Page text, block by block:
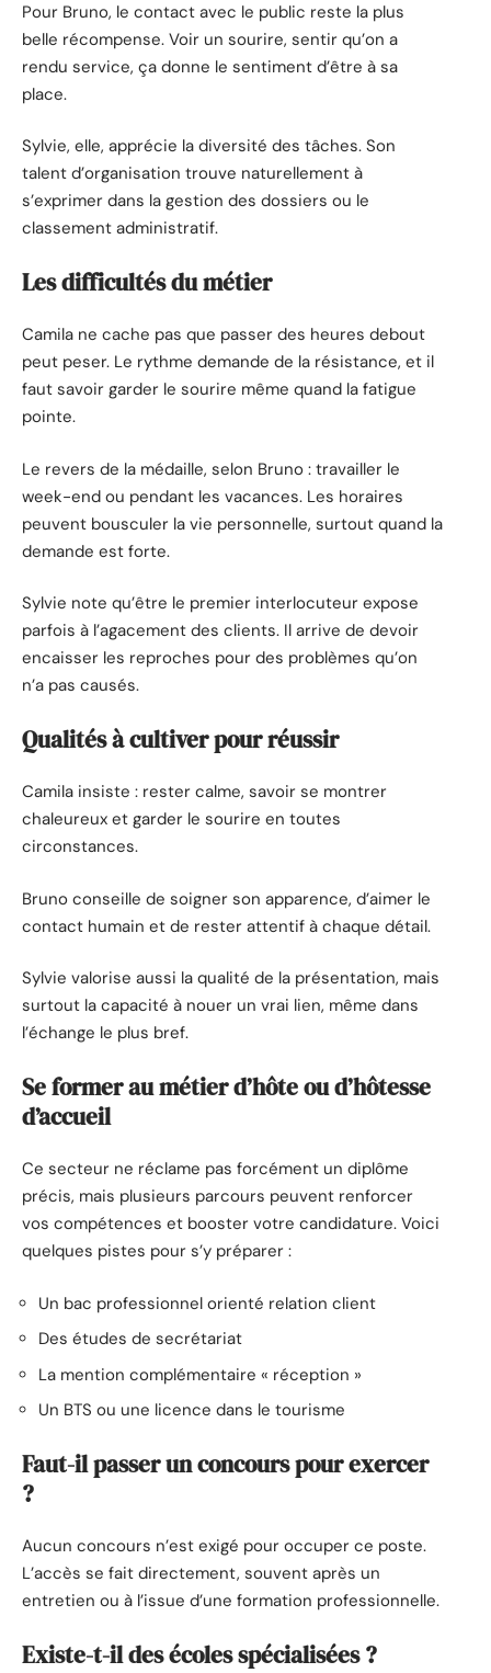
Pour Bruno, le contact avec le public reste la plus
belle récompense. Voir un sourire, sentir qu’on a
rendu service, ça donne le sentiment d’être à sa
place.
Sylvie, elle, apprécie la diversité des tâches. Son
talent d’organisation trouve naturellement à
s’exprimer dans la gestion des dossiers ou le
classement administratif.
Les difficultés du métier
Camila ne cache pas que passer des heures debout
peut peser. Le rythme demande de la résistance, et il
faut savoir garder le sourire même quand la fatigue
pointe.
Le revers de la médaille, selon Bruno : travailler le
week-end ou pendant les vacances. Les horaires
peuvent bousculer la vie personnelle, surtout quand la
demande est forte.
Sylvie note qu’être le premier interlocuteur expose
parfois à l’agacement des clients. Il arrive de devoir
encaisser les reproches pour des problèmes qu’on
n’a pas causés.
Qualités à cultiver pour réussir
Camila insiste : rester calme, savoir se montrer
chaleureux et garder le sourire en toutes
circonstances.
Bruno conseille de soigner son apparence, d’aimer le
contact humain et de rester attentif à chaque détail.
Sylvie valorise aussi la qualité de la présentation, mais
surtout la capacité à nouer un vrai lien, même dans
l’échange le plus bref.
Se former au métier d’hôte ou d’hôtesse
d’accueil
Ce secteur ne réclame pas forcément un diplôme
précis, mais plusieurs parcours peuvent renforcer
vos compétences et booster votre candidature. Voici
quelques pistes pour s’y préparer :
Un bac professionnel orienté relation client
Des études de secrétariat
La mention complémentaire « réception »
Un BTS ou une licence dans le tourisme
Faut-il passer un concours pour exercer
?
Aucun concours n’est exigé pour occuper ce poste.
L’accès se fait directement, souvent après un
entretien ou à l’issue d’une formation professionnelle.
Existe-t-il des écoles spécialisées ?